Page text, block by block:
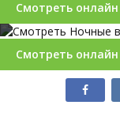
Смотреть онлайн
Смотреть онлайн